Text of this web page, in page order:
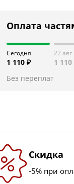
Оплата
Сегодня
1 110 ₽
22 авг
1 110
Без переплат
Скидка
-5% при